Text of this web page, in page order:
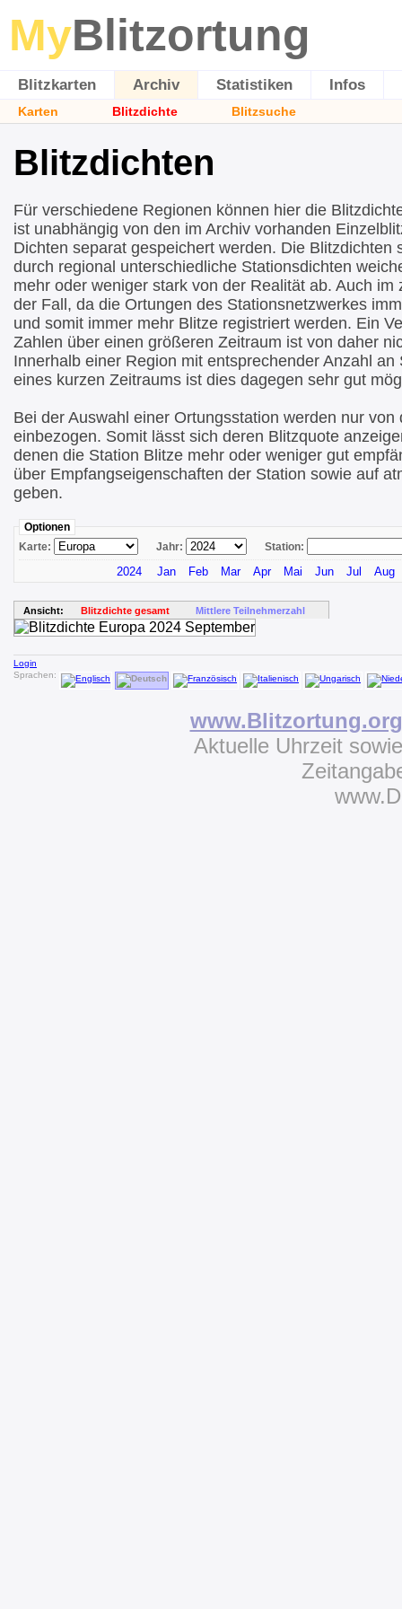
MyBlitzortung
Blitzkarten Archiv Statistiken Infos
Karten Blitzdichte Blitzsuche
Blitzdichten
Für verschiedene Regionen können hier die
ist unabhängig von den im Archiv vorhanden
Dichten separat gespeichert werden. Die Blitzdichten
durch regional unterschiedliche Stationsdichten
mehr oder weniger stark von der Realität ab. Auch im
der Fall, da die Ortungen des Stationsnetzwerkes
und somit immer mehr Blitze registriert werden. Ein
Zahlen über einen größeren Zeitraum ist von daher
Innerhalb einer Region mit entsprechender Anzahl
eines kurzen Zeitraums ist dies dagegen sehr gut
Bei der Auswahl einer Ortungsstation werden nur
einbezogen. Somit lässt sich deren Blitzquote
denen die Station Blitze mehr oder weniger gut
über Empfangseigenschaften der Station sowie auf
geben.
Optionen
Karte:
Jahr: Station:
2024 Jan Feb Mar Apr Mai Jun Jul Aug
Ansicht: Blitzdichte gesamt Mittlere Teilnehmerzahl
Login
Sprachen:
www.Blitzortung.org
Aktuelle Uhrzeit